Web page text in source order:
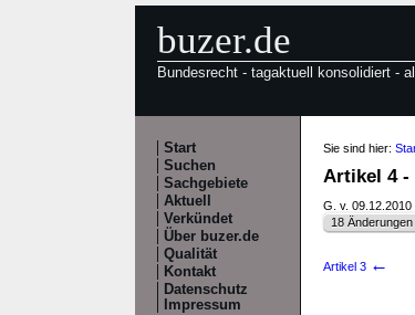
buzer.de
Bundesrecht - tagaktuell konsolidiert -
Start
Suchen
Sachgebiete
Aktuell
Verkündet
Über buzer.de
Qualität
Kontakt
Datenschutz
Impressum
Sie sind hier:
Artikel 4 -
G. v. 09.12.2010
18 Änderungen
Artikel 3 ←